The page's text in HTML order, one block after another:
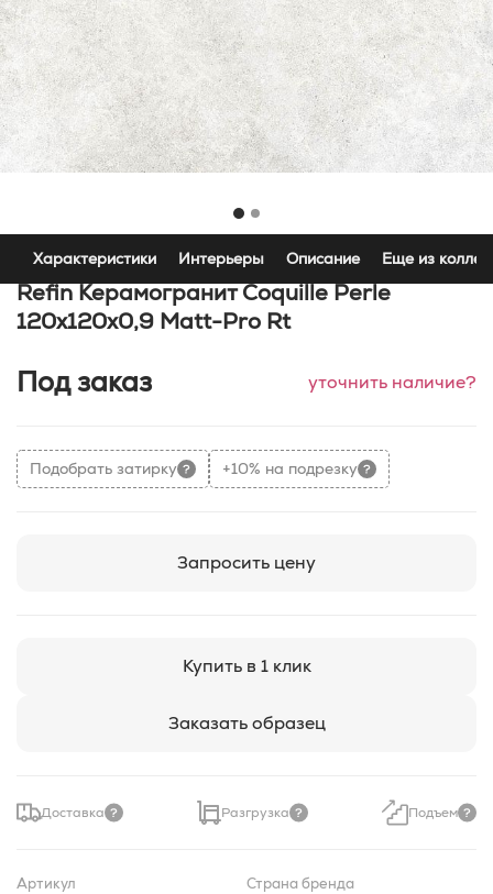
Характеристики Интерьеры Описание Еще из
Refin Керамогранит Coquille Perle
120x120x0,9 Matt-Pro Rt
Под заказ уточнить наличие?
Подобрать затирку +10% на подрезку
Запросить цену
Купить в 1 клик
Заказать образец
Доставка Разгрузка Подъем
Артикул Страна бренда